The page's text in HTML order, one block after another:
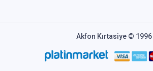
Akfon Kırtasiye © 1996